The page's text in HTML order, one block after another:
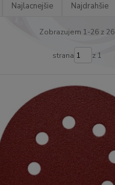
Najlacnejšie Najdrahšie
Zobrazujem 1-26 z 26
strana z 1